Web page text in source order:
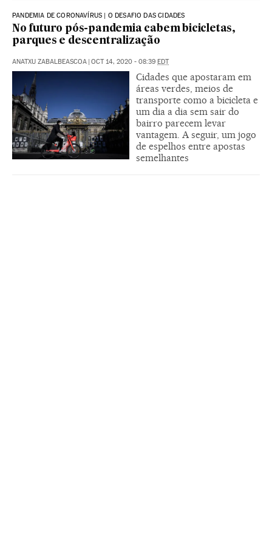
PANDEMIA DE CORONAVÍRUS | O DESAFIO DAS CIDADES
No futuro pós-pandemia cabem bicicletas,
parques e descentralização
ANATXU ZABALBEASCOA | OCT 14, 2020 - 08:39 EDT
Cidades que apostaram em
áreas verdes, meios de
transporte como a bicicleta e
um dia a dia sem sair do
bairro parecem levar
vantagem. A seguir, um jogo
de espelhos entre apostas
semelhantes